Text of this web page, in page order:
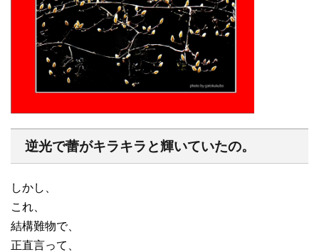
逆光で蕾がキラキラと輝いていたの。
しかし、
これ、
結構難物で、
正直言って、